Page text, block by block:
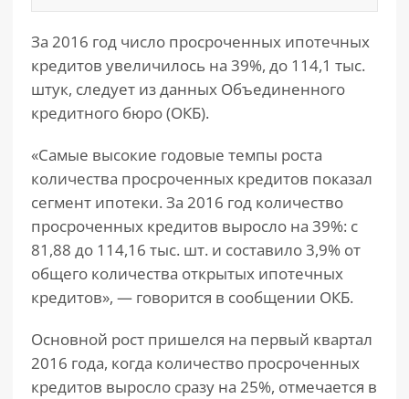
За 2016 год число просроченных ипотечных
кредитов увеличилось на 39%, до 114,1 тыс.
штук, следует из данных Объединенного
кредитного бюро (ОКБ).
«Самые высокие годовые темпы роста
количества просроченных кредитов показал
сегмент ипотеки. За 2016 год количество
просроченных кредитов выросло на 39%: с
81,88 до 114,16 тыс. шт. и составило 3,9% от
общего количества открытых ипотечных
кредитов», — говорится в сообщении ОКБ.
Основной рост пришелся на первый квартал
2016 года, когда количество просроченных
кредитов выросло сразу на 25%, отмечается в